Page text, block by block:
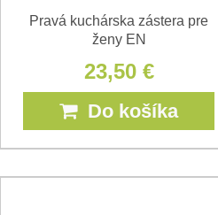
Pravá kuchárska zástera pre
ženy EN
23,50 €
Do košíka